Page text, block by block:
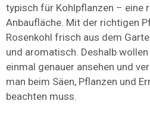
typisch für Kohlpflanzen – eine
Anbaufläche. Mit der richtigen
Rosenkohl frisch aus dem
und aromatisch. Deshalb
einmal genauer ansehen und
man beim Säen, Pflanzen und
beachten muss.